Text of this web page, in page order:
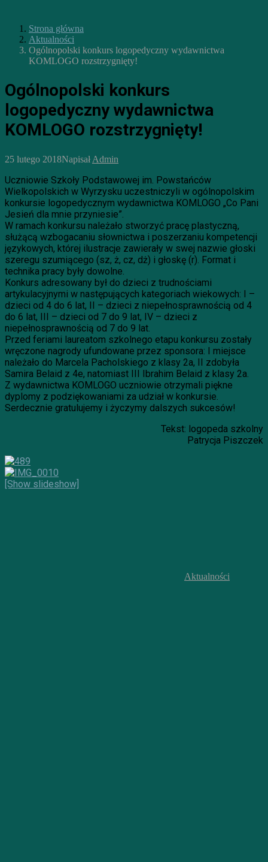
Strona główna
Aktualności
Ogólnopolski konkurs logopedyczny wydawnictwa
KOMLOGO rozstrzygnięty!
Ogólnopolski konkurs
logopedyczny wydawnictwa
KOMLOGO rozstrzygnięty!
25 lutego 2018NapisałAdmin
Uczniowie Szkoły Podstawowej im. Powstańców
Wielkopolskich w Wyrzysku uczestniczyli w ogólnopolskim
konkursie logopedycznym wydawnictwa KOMLOGO „Co Pani
Jesień dla mnie przyniesie”.
W ramach konkursu należało stworzyć pracę plastyczną,
służącą wzbogacaniu słownictwa i poszerzaniu kompetencji
językowych, której ilustracje zawierały w swej nazwie głoski
szeregu szumiącego (sz, ż, cz, dż) i głoskę (r). Format i
technika pracy były dowolne.
Konkurs adresowany był do dzieci z trudnościami
artykulacyjnymi w następujących kategoriach wiekowych: I –
dzieci od 4 do 6 lat, II – dzieci z niepełnosprawnością od 4
do 6 lat, III – dzieci od 7 do 9 lat, IV – dzieci z
niepełnosprawnością od 7 do 9 lat.
Przed feriami laureatom szkolnego etapu konkursu zostały
wręczone nagrody ufundowane przez sponsora: I miejsce
należało do Marcela Pacholskiego z klasy 2a, II zdobyła
Samira Belaid z 4e, natomiast III Ibrahim Belaid z klasy 2a.
Z wydawnictwa KOMLOGO uczniowie otrzymali piękne
dyplomy z podziękowaniami za udział w konkursie.
Serdecznie gratulujemy i życzymy dalszych sukcesów!
Tekst: logopeda szkolny
Patrycja Piszczek
[Show slideshow]
Aktualności